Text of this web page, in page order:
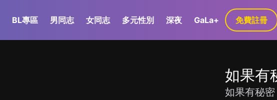
BL專區 男同志 女同志 多元性別 深夜 GaLa+ 免費註冊
如果有
如果有秘密